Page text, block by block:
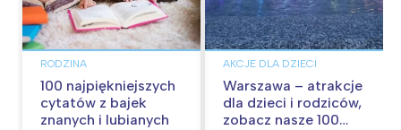
RODZINA
100 najpiękniejszych
cytatów z bajek
znanych i lubianych
AKCJE DLA DZIECI
Warszawa – atrakcje
dla dzieci i rodziców,
zobacz nasze 100